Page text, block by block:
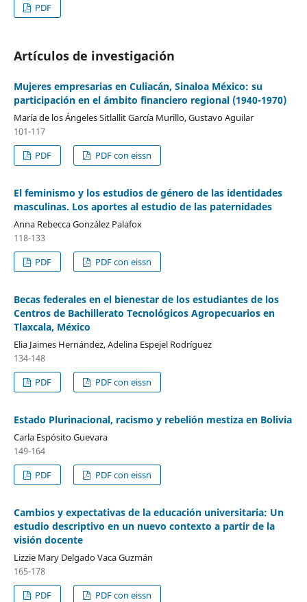
PDF
Artículos de investigación
Mujeres empresarias en Culiacán, Sinaloa México: su
participación en el ámbito financiero regional (1940-1970)
María de los Ángeles Sitlallit García Murillo, Gustavo Aguilar
101-117
PDF
PDF con eissn
El feminismo y los estudios de género de las identidades
masculinas. Los aportes al estudio de las paternidades
Anna Rebecca González Palafox
118-133
PDF
PDF con eissn
Becas federales en el bienestar de los estudiantes de los
Centros de Bachillerato Tecnológicos Agropecuarios en
Tlaxcala, México
Elia Jaimes Hernández, Adelina Espejel Rodríguez
134-148
PDF
PDF con eissn
Estado Plurinacional, racismo y rebelión mestiza en Bolivia
Carla Espósito Guevara
149-164
PDF
PDF con eissn
Cambios y expectativas de la educación universitaria: Un
estudio descriptivo en un nuevo contexto a partir de la
visión docente
Lizzie Mary Delgado Vaca Guzmán
165-178
PDF
PDF con eissn